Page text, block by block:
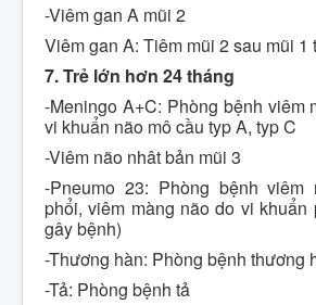
-Viêm gan A mũi 2
Viêm gan A: Tiêm mũi 2 sau mũi 1
7. Trẻ lớn hơn 24 tháng
-Meningo A+C: Phòng bệnh viêm
vi khuẩn não mô cầu typ A, typ C
-Viêm não nhât bản mũi 3
-Pneumo 23: Phòng bệnh viêm
phổi, viêm màng não do vi khuẩn
gây bệnh)
-Thương hàn: Phòng bệnh thương
-Tả: Phòng bệnh tả